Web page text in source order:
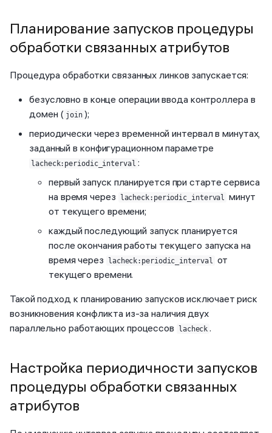
Планирование запусков процедуры
обработки связанных атрибутов
Процедура обработки связанных линков запускается:
безусловно в конце операции ввода контроллера в
домен ( join );
периодически через временной интервал в минутах,
заданный в конфигурационном параметре
lacheck:periodic_interval :
первый запуск планируется при старте сервиса
на время через
lacheck:periodic_interval минут
от текущего времени;
каждый последующий запуск планируется
после окончания работы текущего запуска на
время через
lacheck:periodic_interval от
текущего времени.
Такой подход к планированию запусков исключает риск
возникновения конфликта из-за наличия двух
параллельно работающих процессов
lacheck .
Настройка периодичности запусков
процедуры обработки связанных
атрибутов